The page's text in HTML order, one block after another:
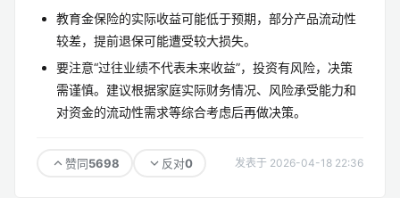
教育金保险的实际收益可能低于预期，部分产品流动性
较差，提前退保可能遭受较大损失。
要注意“过往业绩不代表未来收益”，投资有风险，决策
需谨慎。建议根据家庭实际财务情况、风险承受能力和
对资金的流动性需求等综合考虑后再做决策。
赞同5698 反对0 发表于 2026-04-18 22:36